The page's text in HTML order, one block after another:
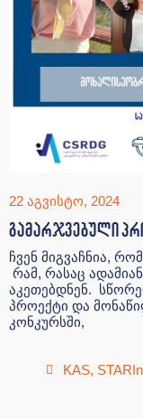
22 აგვისტო, 2024
გამარჯვებული
ჩვენ მიგვაჩნია,
რამ, რასაც
აკეთებდნენ.
პროექტი და
კონკურსში,
KAS,